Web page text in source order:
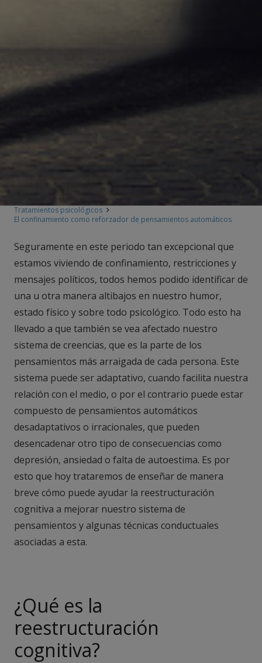
Tratamientos psicológicos
El confinamiento como reforzador de pensamientos automáticos
Seguramente en este periodo tan excepcional que
estamos viviendo de confinamiento, restricciones y
mensajes políticos, todos hemos podido identificar de
una u otra manera altibajos en nuestro humor,
estado físico y sobre todo psicológico. Todo esto ha
llevado a que también se vea afectado nuestro
sistema de creencias, que es la parte de los
pensamientos más arraigada de cada persona. Este
sistema puede ser adaptativo, cuando facilita nuestra
relación con el medio, o por el contrario puede estar
compuesto de pensamientos automáticos
desadaptativos o irracionales, que pueden
desencadenar otro tipo de consecuencias como
depresión, ansiedad o falta de autoestima. Es por
esto que hoy trataremos de enseñar de manera
breve cómo puede ayudar la reestructuración
cognitiva a mejorar nuestro sistema de
pensamientos y algunas técnicas conductuales
asociadas a esta.
¿Qué es la
reestructuración
cognitiva?